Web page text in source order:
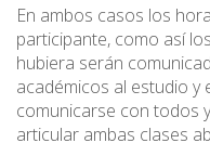
En ambos casos los
participante, como así
hubiera serán
académicos al estudio y
comunicarse con todos
articular ambas clases